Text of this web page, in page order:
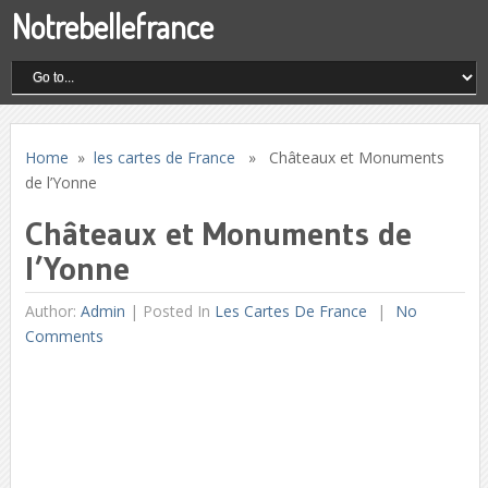
Notrebellefrance
Home » les cartes de France » Châteaux et Monuments
de l’Yonne
Châteaux et Monuments de
l’Yonne
Author: Admin | Posted In Les Cartes De France
No
Comments